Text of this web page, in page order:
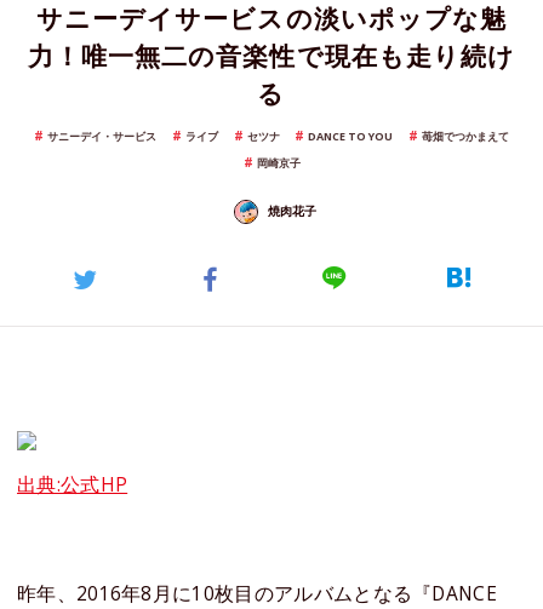
サニーデイサービスの淡いポップな魅
力！唯一無二の音楽性で現在も走り続け
る
サニーデイ・サービス ライブ セツナ DANCE TO YOU
苺畑でつかまえて
岡崎京子
焼肉花子
出典:公式HP
昨年、2016年8月に10枚目のアルバムとなる『DANCE